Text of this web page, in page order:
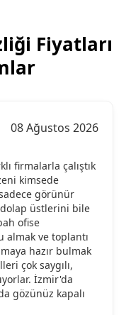
Fiyatları
08 Ağustos 2026
firmalarla çalıştık
kimsede
görünür
dolap üstlerini bile
ofise
ve toplantı
hazır bulmak
çok saygılı,
İzmir'da
gözünüz kapalı